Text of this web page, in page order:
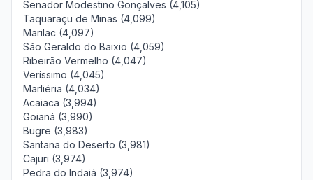
Senador Modestino Gonçalves (4,105)
Taquaraçu de Minas (4,099)
Marilac (4,097)
São Geraldo do Baixio (4,059)
Ribeirão Vermelho (4,047)
Veríssimo (4,045)
Marliéria (4,034)
Acaiaca (3,994)
Goianá (3,990)
Bugre (3,983)
Santana do Deserto (3,981)
Cajuri (3,974)
Pedra do Indaiá (3,974)